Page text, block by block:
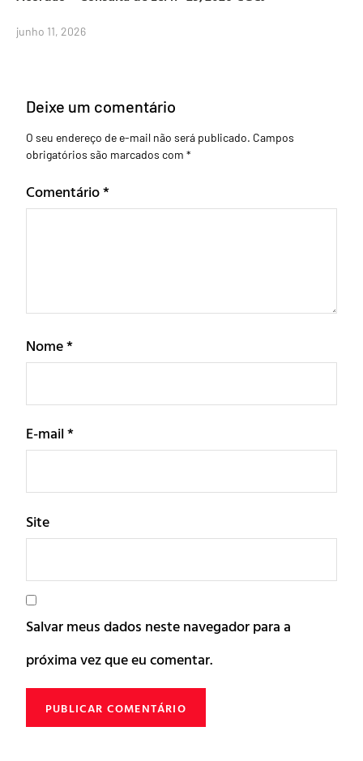
junho 11, 2026
Deixe um comentário
O seu endereço de e-mail não será publicado. Campos
obrigatórios são marcados com *
Comentário*
Nome*
E-mail*
Site
Salvar meus dados neste navegador para a
próxima vez que eu comentar.